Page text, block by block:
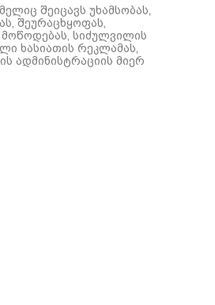
შეიცავს უხამსობას,
შეურაცხყოფას,
სიძულვილის
ხასიათის რეკლამას,
ადმინისტრაციის მიერ